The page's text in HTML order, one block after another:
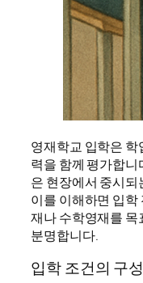
영재학교 입학은
력을 함께 평가합니
은 현장에서 중시
이를 이해하면 입학
재나 수학영재를
분명합니다.
입학 조건의 구